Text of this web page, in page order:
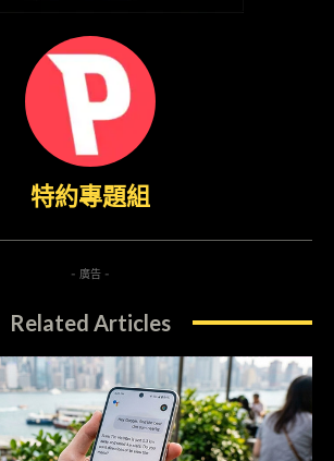
特約專題組
- 廣告 -
Related Articles